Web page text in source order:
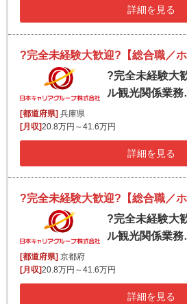
詳細を見る
?完全未経験大
ル観光関係業
[都道府県]兵庫県
[月収]20.8万円～41.6万円
詳細を見る
?完全未経験大
ル観光関係業
[都道府県] 京都府
[月収]20.8万円～41.6万円
詳細を見る